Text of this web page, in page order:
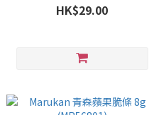
HK$29.00